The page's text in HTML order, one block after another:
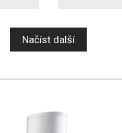
Načíst další